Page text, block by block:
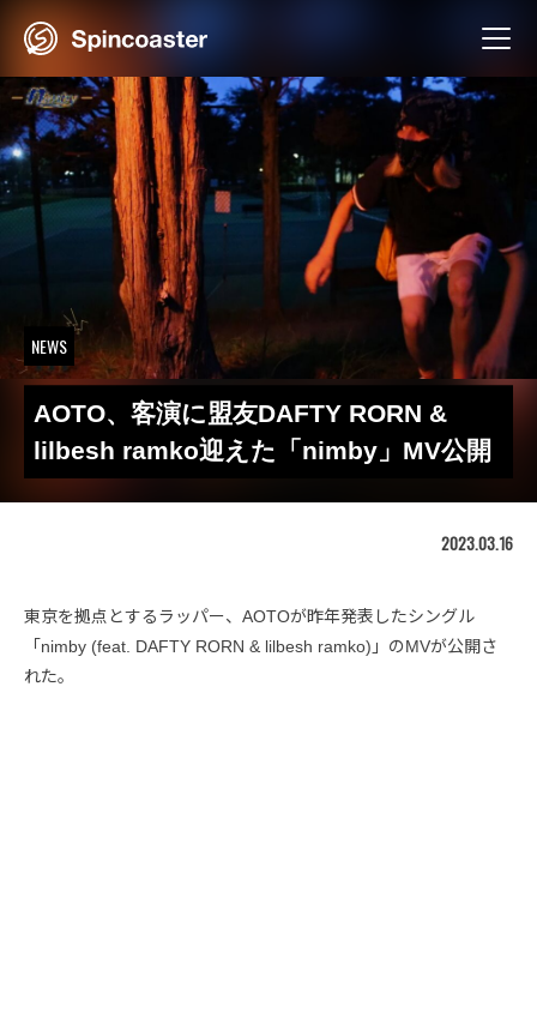
NEWS
AOTO、客演に盟友DAFTY RORN &
lilbesh ramko迎えた「nimby」MV公開
2023.03.16
東京を拠点とするラッパー、AOTOが昨年発表したシングル
「nimby (feat. DAFTY RORN & lilbesh ramko)」のMVが公開さ
れた。